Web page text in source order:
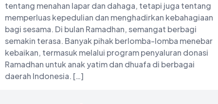
tentang menahan lapar dan dahaga, tetapi juga tentang
memperluas kepedulian dan menghadirkan kebahagiaan
bagi sesama. Di bulan Ramadhan, semangat berbagi
semakin terasa. Banyak pihak berlomba-lomba menebar
kebaikan, termasuk melalui program penyaluran donasi
Ramadhan untuk anak yatim dan dhuafa di berbagai
daerah Indonesia. […]